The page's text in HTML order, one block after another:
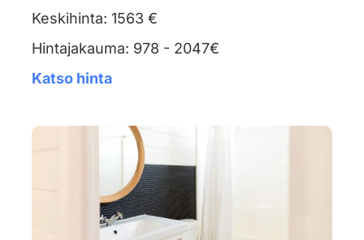
Keskihinta: 1563 €
Hintajakauma: 978 - 2047€
Katso hinta